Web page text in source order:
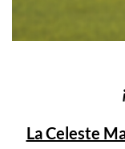
La Celeste